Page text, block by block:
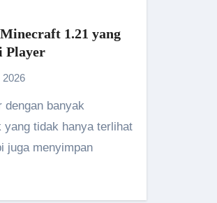
1.21 yang
Player
2026
yang tidak hanya terlihat
juga menyimpan